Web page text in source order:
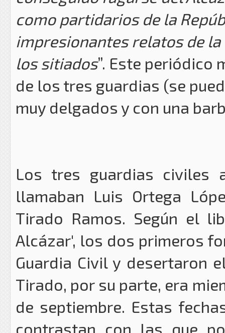
como partidarios de la
impresionantes relatos de
los sitiados”. Este
de los tres guardias (se
muy delgados y con una
Los tres guardias civiles
llamaban Luis Ortega
Tirado Ramos. Según el
Alcázar', los dos primeros
Guardia Civil y desertaron
Tirado, por su parte, era
de septiembre. Estas
contrastan con las que